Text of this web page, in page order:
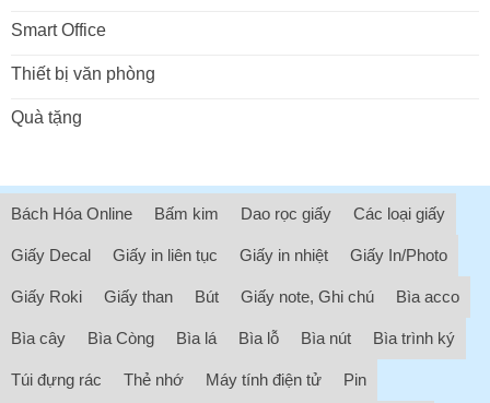
Smart Office
Thiết bị văn phòng
Quà tặng
Bách Hóa Online Bấm kim Dao rọc giấy Các loại giấy
Giấy Decal Giấy in liên tục Giấy in nhiệt Giấy In/Photo
Giấy Roki Giấy than Bút Giấy note, Ghi chú Bìa acco
Bìa cây Bìa Còng Bìa lá Bìa lỗ Bìa nút Bìa trình ký
Túi đựng rác Thẻ nhớ Máy tính điện tử Pin